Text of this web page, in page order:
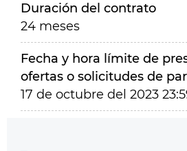
Duración del contrato
24 meses
Fecha y hora límite de
ofertas o solicitudes de
17 de octubre del 2023